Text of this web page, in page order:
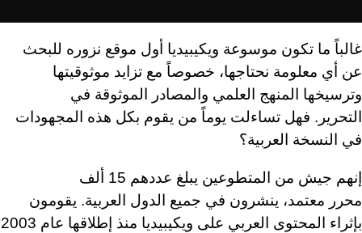
غالباً ما تكون موسوعة ويكيبيديا أول موقع نزوره للبحث
عن أي معلومة نحتاجها، خصوصاً مع تزايد موثوقيتها
وترسيخها المنهج العلمي والمصادر الموثوقة في
التحرير. فهل تساءلت يوماً من يقوم بكل هذه المجهودات
في النسخة العربية؟
إنهم جيش من المتطوعين يبلغ عددهم 15 ألف
محرر معتمد، ينشرون في جميع الدول العربية. يقومون
بإثراء المحتوى العربي على ويكيبيديا منذ إطلاقها عام 2003